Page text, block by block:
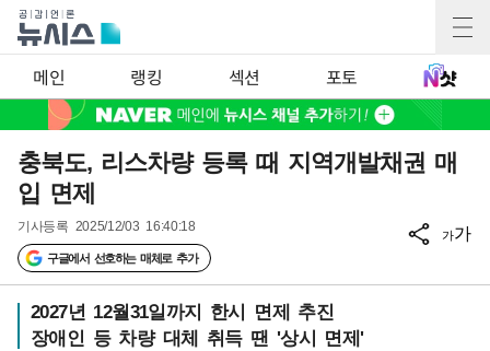
메인 랭킹 섹션 포토
충북도, 리스차량 등록 때 지역개발채권 매
입 면제
기사등록 2025/12/03 16:40:18
구글에서 선호하는 매체로 추가
가가
2027년 12월31일까지 한시 면제 추진
장애인 등 차량 대체 취득 땐 '상시 면제'